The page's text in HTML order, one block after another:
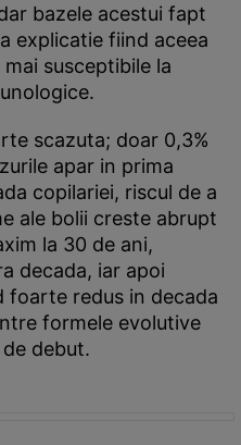
bazele acestui fapt
explicatie fiind aceea
susceptibile la
scazuta; doar 0,3%
apar in prima
copilariei, riscul de a
ale bolii creste abrupt
la 30 de ani,
decada, iar apoi
foarte redus in decada
formele evolutive
debut.